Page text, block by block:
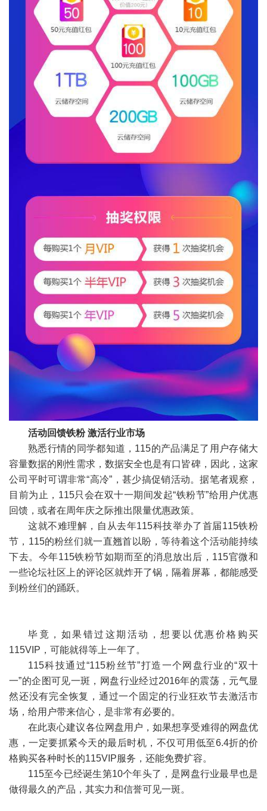
活动回馈铁粉 激活行业市场
熟悉行情的同学都知道，115的产品满足了用户存储大
容量数据的刚性需求，数据安全也是有口皆碑，因此，这家
公司平时可谓非常“高冷”，甚少搞促销活动。据笔者观察，
目前为止，115只会在双十一期间发起“铁粉节”给用户优惠
回馈，或者在周年庆之际推出限量优惠政策。
这就不难理解，自从去年115科技举办了首届115铁粉
节，115的粉丝们就一直翘首以盼，等待着这个活动能持续
下去。今年115铁粉节如期而至的消息放出后，115官微和
一些论坛社区上的评论区就炸开了锅，隔着屏幕，都能感受
到粉丝们的踊跃。
毕竟，如果错过这期活动，想要以优惠价格购买
115VIP，可能就得等上一年了。
115科技通过“115粉丝节”打造一个网盘行业的“双十
一”的企图可见一斑，网盘行业经过2016年的震荡，元气显
然还没有完全恢复，通过一个固定的行业狂欢节去激活市
场，给用户带来信心，是非常有必要的。
在此衷心建议各位网盘用户，如果想享受难得的网盘优
惠，一定要抓紧今天的最后时机，不仅可用低至6.4折的价
格购买各种时长的115VIP服务，还能免费扩容。
115至今已经诞生第10个年头了，是网盘行业最早也是
做得最久的产品，其实力和信誉可见一斑。